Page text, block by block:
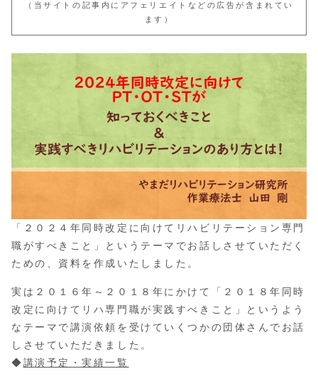
（当サイトの記事内にアフェリエイトなどの広告が含まれてい
ます）
「２０２４年同時改定に向けてリハビリテーション専門
職がすべきこと」というテーマでお話しさせていただく
ための、資料を作成いたしました。
実は２０１６年～２０１８年にかけて「２０１８年同時
改定に向けてリハ専門職が実践すべきこと」というよう
なテーマで講演依頼を受けていくつかの団体さんでお話
しさせていただきました。
◆講演予定・実績一覧